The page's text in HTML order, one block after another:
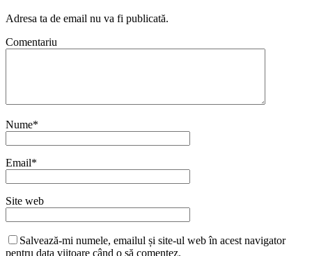
Adresa ta de email nu va fi publicată.
Comentariu
Nume*
Email*
Site web
Salvează-mi numele, emailul și site-ul web în acest navigator
pentru data viitoare când o să comentez.